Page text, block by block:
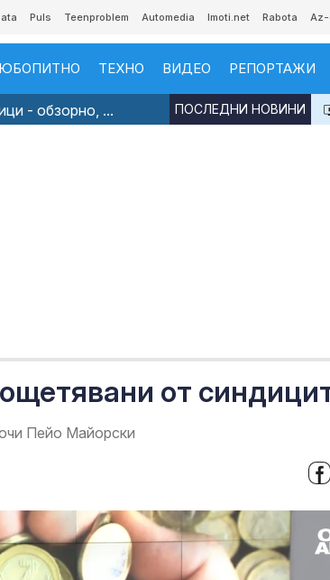
Puls Teenproblem Automedia Imoti.net Rabota
ТЕХНО ВИДЕО РЕПОРТАЖИ
- обзорно, ... ПОСЛЕДНИ НОВИНИ
от
Пейо Майорски